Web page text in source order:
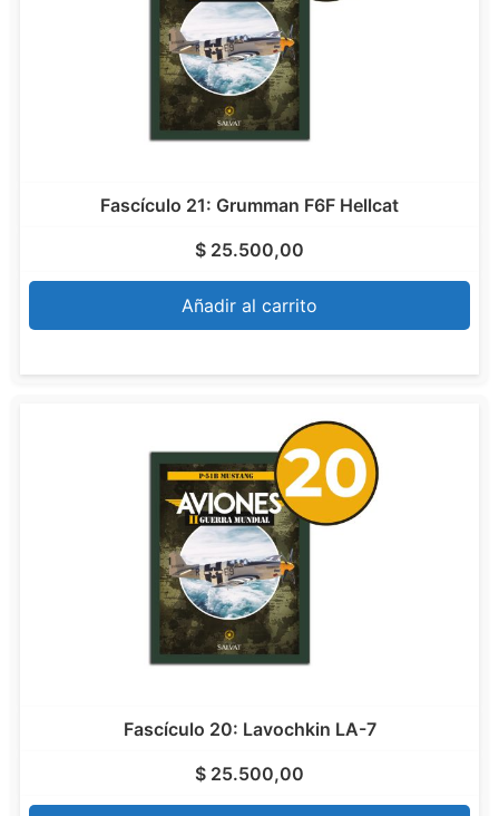
Fascículo 21: Grumman F6F Hellcat
$ 25.500,00
Añadir al carrito
Fascículo 20: Lavochkin LA-7
$ 25.500,00